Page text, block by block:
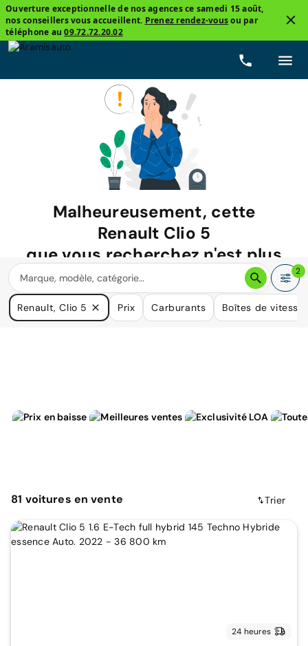
Ouverture exceptionnelle de nos agences ce samedi 15 août,
nos conseillers vous accueillent. Prenez rendez-vousou par
téléphone au09.72.72.20.02
Malheureusement, cette
Renault Clio 5
que vous recherchez n'est plus
disponible.
Nous avons de nombreuses voitures qui pourraient répondre
à vos besoins.
2
Renault, Clio 5 Prix Carburants Boîtes de vitesse
81 voitures en vente Trier
24 heures